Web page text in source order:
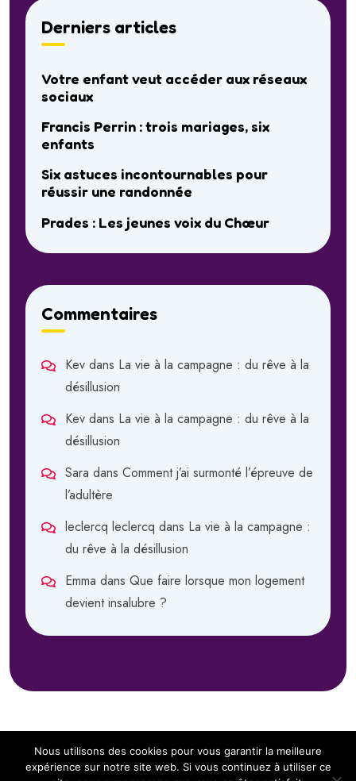
Derniers articles
Votre enfant veut accéder aux réseaux
sociaux
Francis Perrin : trois mariages, six
enfants
Six astuces incontournables pour
réussir une randonnée
Prades : Les jeunes voix du Chœur
Commentaires
Kev dans La vie à la campagne : du rêve à la
désillusion
Kev dans La vie à la campagne : du rêve à la
désillusion
Sara dans Comment j’ai surmonté l’épreuve de
l’adultère
leclercq leclercq dans La vie à la campagne :
du rêve à la désillusion
Emma dans Que faire lorsque mon logement
devient insalubre ?
Nous utilisons des cookies pour vous garantir la meilleure
expérience sur notre site web. Si vous continuez à utiliser ce